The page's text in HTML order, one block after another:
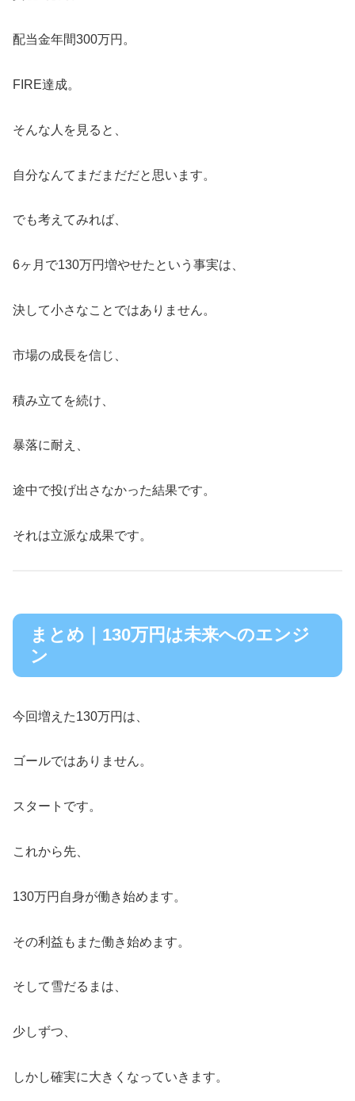
配当金年間300万円。
FIRE達成。
そんな人を見ると、
自分なんてまだまだだと思います。
でも考えてみれば、
6ヶ月で130万円増やせたという事実は、
決して小さなことではありません。
市場の成長を信じ、
積み立てを続け、
暴落に耐え、
途中で投げ出さなかった結果です。
それは立派な成果です。
まとめ｜130万円は未来へのエンジ
ン
今回増えた130万円は、
ゴールではありません。
スタートです。
これから先、
130万円自身が働き始めます。
その利益もまた働き始めます。
そして雪だるまは、
少しずつ、
しかし確実に大きくなっていきます。